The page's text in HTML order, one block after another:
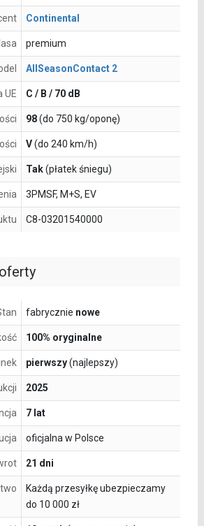
fabrycznie nowe
100% oryginalne
pierwszy(najlepszy)
2025
7 lat
oficjalna w Polsce
21 dni
Każdą przesyłkę ubezpieczamy
do 10 000 zł
Continental
premium
AllSeasonContact 2
UE C / B / 70 dB
98(do 750 kg/oponę)
V(do 240 km/h)
Tak(płatek śniegu)
3PMSF, M+S, EV
C8-03201540000